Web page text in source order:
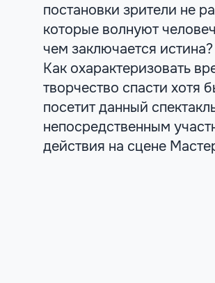
постановки зрители не
которые волнуют
чем заключается
Как охарактеризовать
творчество спасти хотя
посетит данный
непосредственным
действия на сцене